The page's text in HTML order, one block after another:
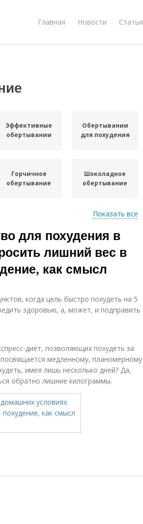
Главная Новости Статьи
Эффективные
обертывании
Обертывании
для похудения
Горчичное
обертывание
Шоколадное
обертывание
упражнения
Показать все
для похудения в
лишний вес в
как смысл
когда цель быстро похудеть на 5
здоровью, а, может, и подправить
диет, позволяющих похудеть за
медленному, планомерному
имея лишь несколько дней? Да,
обратно лишние килограммы.